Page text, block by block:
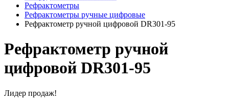
Рефрактометры
Рефрактометры ручные цифровые
Рефрактометр ручной цифровой DR301-95
Рефрактометр ручной
цифровой DR301-95
Лидер продаж!